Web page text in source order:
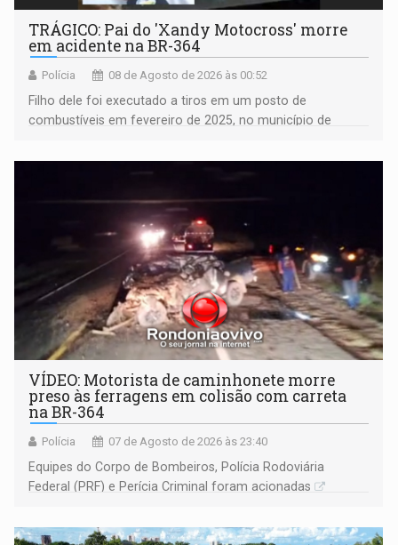
TRÁGICO: Pai do 'Xandy Motocross' morre
em acidente na BR-364
Polícia 08 de Agosto de 2026 às 00:52
Filho dele foi executado a tiros em um posto de
combustíveis em fevereiro de 2025, no município de
VÍDEO: Motorista de caminhonete morre
preso às ferragens em colisão com carreta
na BR-364
Polícia 07 de Agosto de 2026 às 23:40
Equipes do Corpo de Bombeiros, Polícia Rodoviária
Federal (PRF) e Perícia Criminal foram acionadas